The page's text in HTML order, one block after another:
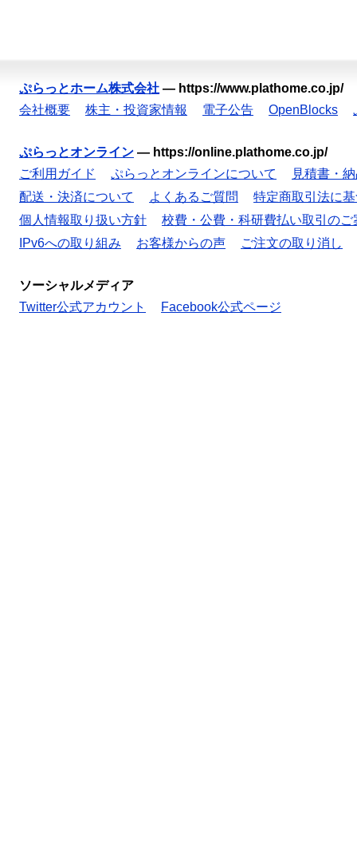
ぷらっとホーム株式会社 — https://www.plathome.co.jp/
会社概要
株主・投資家情報 電子公告 OpenBlocks
ぷらっとオンライン — https://online.plathome.co.jp/
ご利用ガイド
ぷらっとオンラインについて
見積書・
配送・決済について
よくあるご質問
特定商取引法に
個人情報取り扱い方針
校費・公費・科研費払い取引のご
IPv6への取り組み
お客様からの声 ご注文の取り消し
ソーシャルメディア
Twitter公式アカウント
Facebook公式ページ